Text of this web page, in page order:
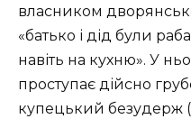
власником
«батько і дід були
навіть на кухню». У
проступає дійсно
купецький безудерж